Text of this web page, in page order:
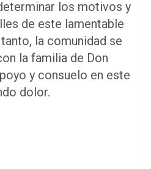
los motivos y
de este lamentable
la comunidad se
la familia de Don
y consuelo en este
dolor.